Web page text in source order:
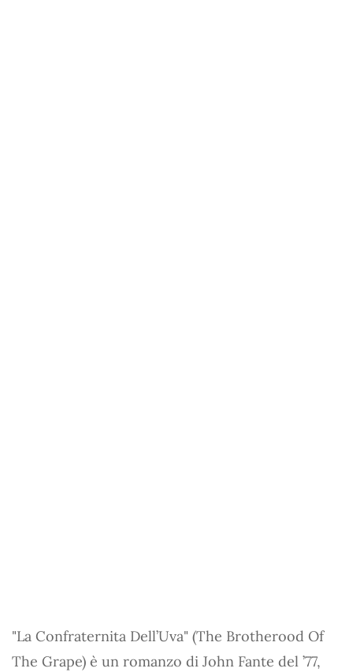
"La Confraternita Dell’Uva" (The Brotherood Of
The Grape) è un romanzo di John Fante del ’77,